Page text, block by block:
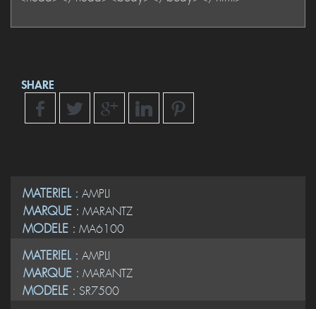
SHARE
MATERIEL : AMPLI
MARQUE : MARANTZ
MODELE : MA6100
MATERIEL : AMPLI
MARQUE : MARANTZ
MODELE : SR7500